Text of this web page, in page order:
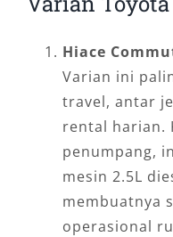
Hiace
Varian ini
travel, antar
rental harian.
penumpang,
mesin 2.5L
membuatnya
operasional